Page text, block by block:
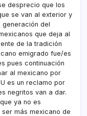
desprecio que los
se van al exterior y
generación del
que deja al
de la tradición
emigrado fue/es
pues continuación
al mexicano por
es un reclamo por
negritos van a dar.
ya no es
más mexicano de